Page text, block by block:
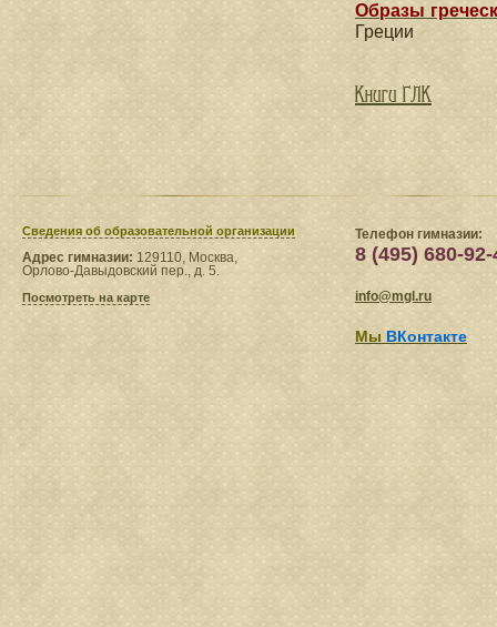
Образы
Греции
Книги ГЛК
Сведения​ об образовательной организации
Адрес гимназии: 129110, Москва,
Орлово-Давыдовский пер., д. 5.
Посмотреть на карте
Телефон гимназии:
8 (495) 680-92-
info@mgl.ru
Мы ВКонтакте